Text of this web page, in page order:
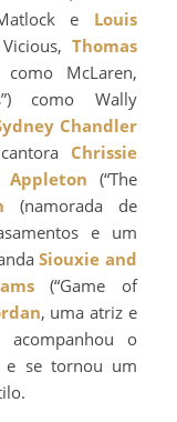
e Louis
Thomas
como McLaren,
como Wally
Chandler
Chrissie
Appleton (“The
(namorada de
e um
Siouxie and
(“Game of
, uma atriz e
acompanhou o
e se tornou um